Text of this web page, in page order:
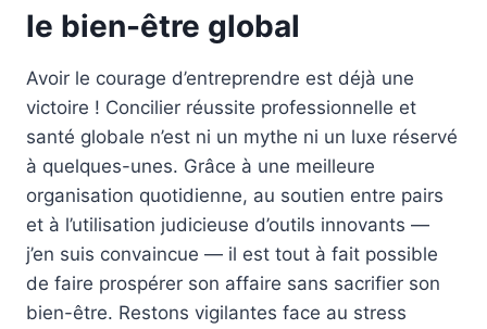
le bien-être global
Avoir le courage d’entreprendre est déjà une
victoire ! Concilier réussite professionnelle et
santé globale n’est ni un mythe ni un luxe réservé
à quelques-unes. Grâce à une meilleure
organisation quotidienne, au soutien entre pairs
et à l’utilisation judicieuse d’outils innovants —
j’en suis convaincue — il est tout à fait possible
de faire prospérer son affaire sans sacrifier son
bien-être. Restons vigilantes face au stress